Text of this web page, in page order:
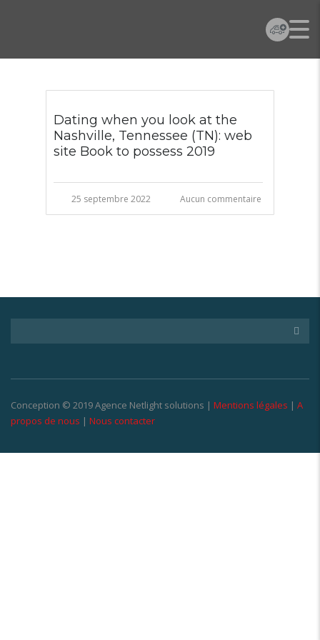
Dating when you look at the
Nashville, Tennessee (TN): web
site Book to possess 2019
25 septembre 2022 Aucun commentaire
Conception © 2019 Agence Netlight solutions | Mentions légales | A
propos de nous | Nous contacter